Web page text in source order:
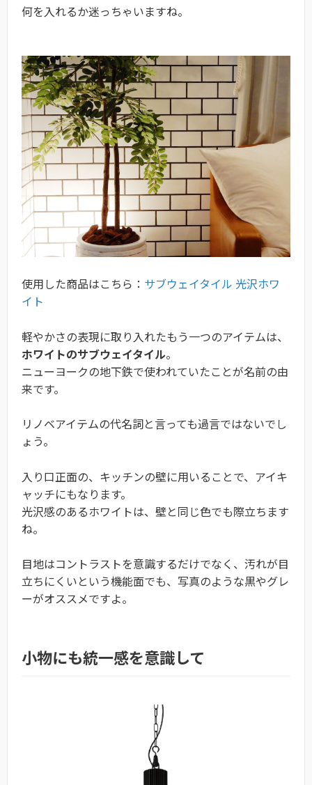
何を入れるか迷っちゃいますね。
使用した商品はこちら： サブウェイタイル 光沢ホワ
イト
軽やかさの表現に取り入れたもう一つのアイテムは、
ホワイトのサブウェイタイル。
ニューヨークの地下鉄で使われていたことが名前の由
来です。
リノベアイテムの代名詞と言っても過言ではないでし
ょう。
入り口正面の、キッチンの壁に用いることで、アイキ
ャッチにもなります。
光沢感のあるホワイトは、壁と同じ色でも際立ちます
ね。
目地はコントラストを意識するだけでなく、汚れが目
立ちにくいという機能面でも、写真のような黒やグレ
ーがオススメですよ。
小物にも統一感を意識して